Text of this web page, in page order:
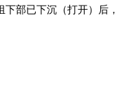
部已下沉（打开）后，